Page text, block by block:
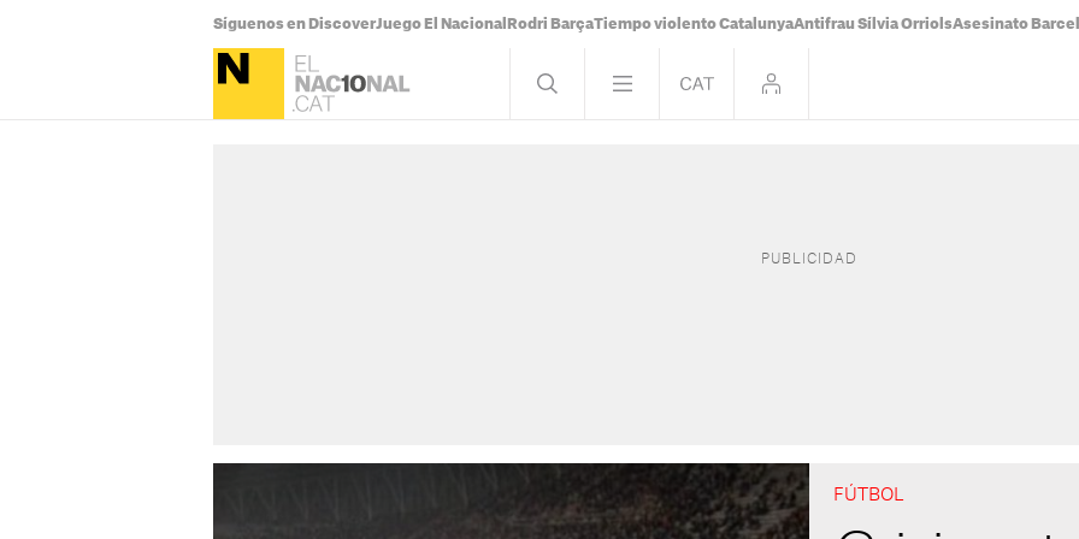
Síguenos en DiscoverJuego El Nacional Rodri BarçaTiempo violento CatalunyaAntifrau Sílvia OrriolsAsesinato
FÚTBOL